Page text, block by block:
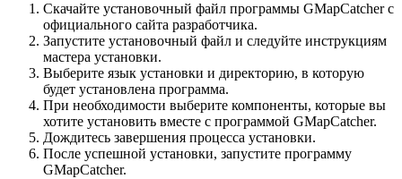
Скачайте установочный файл программы GMapCatcher с
официального сайта разработчика.
Запустите установочный файл и следуйте инструкциям
мастера установки.
Выберите язык установки и директорию, в которую
будет установлена программа.
При необходимости выберите компоненты, которые вы
хотите установить вместе с программой GMapCatcher.
Дождитесь завершения процесса установки.
После успешной установки, запустите программу
GMapCatcher.